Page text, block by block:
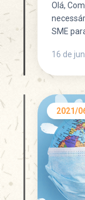
Olá,
SME
16 de
2021/